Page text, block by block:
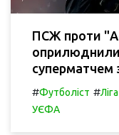
ПСЖ проти
оприлюднили
суперматчем
#Футболіст #
УЄФА